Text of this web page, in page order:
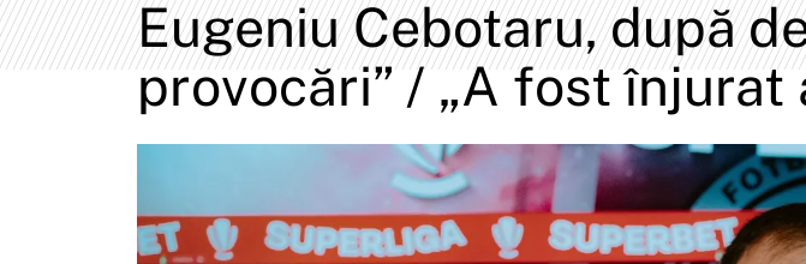
Eugeniu Cebotaru, după
provocări” / „A fost înjurat